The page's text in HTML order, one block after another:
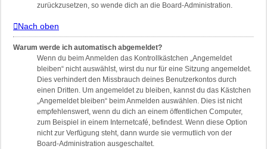
zurückzusetzen, so wende dich an die Board-Administration.
Nach oben
Warum werde ich automatisch abgemeldet?
Wenn du beim Anmelden das Kontrollkästchen „Angemeldet
bleiben“ nicht auswählst, wirst du nur für eine Sitzung angemeldet.
Dies verhindert den Missbrauch deines Benutzerkontos durch
einen Dritten. Um angemeldet zu bleiben, kannst du das Kästchen
„Angemeldet bleiben“ beim Anmelden auswählen. Dies ist nicht
empfehlenswert, wenn du dich an einem öffentlichen Computer,
zum Beispiel in einem Internetcafé, befindest. Wenn diese Option
nicht zur Verfügung steht, dann wurde sie vermutlich von der
Board-Administration ausgeschaltet.